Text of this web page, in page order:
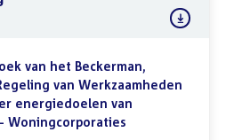
van het Beckerman,
van Werkzaamheden
energiedoelen van
Woningcorporaties